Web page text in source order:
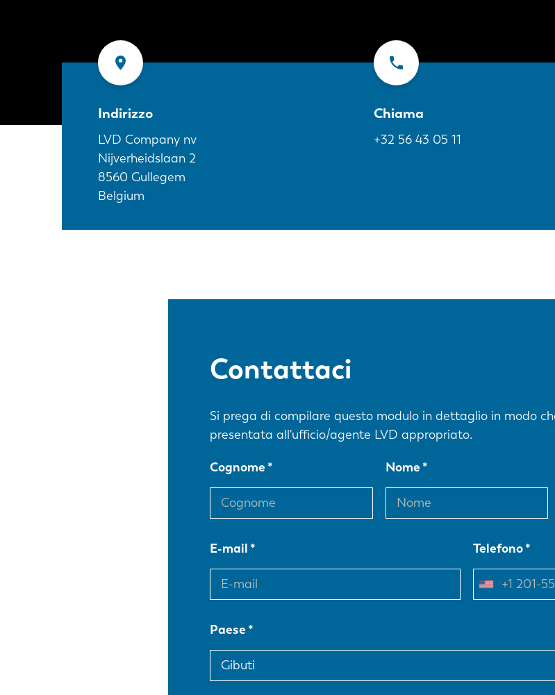
Indirizzo
LVD Company nv
Nijverheidslaan 2
8560 Gullegem
Belgium
Chiama
+32 56 43 05 11
Contattaci
Si prega di compilare questo modulo in dettaglio in modo
presentata all'ufficio/agente LVD appropriato.
Cognome Nome
E-mail Telefono
Paese